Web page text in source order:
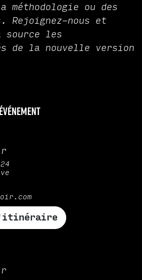
méthodologie ou des
Rejoignez-nous et
source les
de la nouvelle version